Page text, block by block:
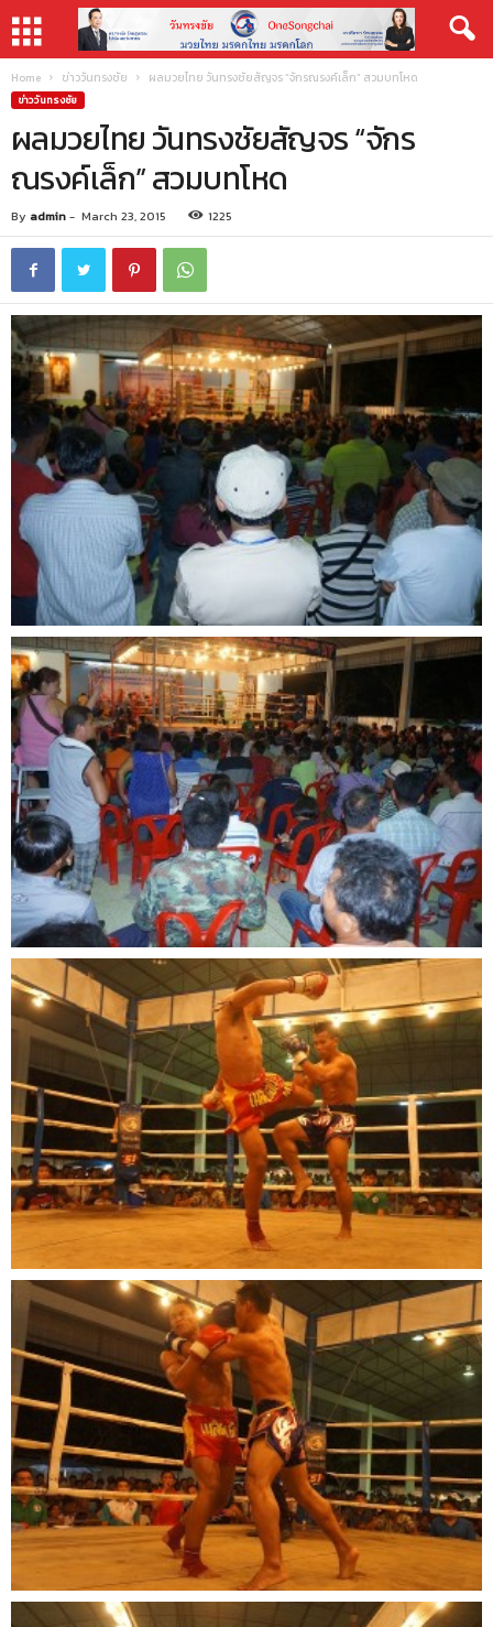
Home ข่าววันทรงชัย ผลมวยไทย วันทรงชัยสัญจร “จักรณรงค์เล็ก” สวมบทโหด
ข่าววันทรงชัย
ผลมวยไทย วันทรงชัยสัญจร “จักร
ณรงค์เล็ก” สวมบทโหด
By admin- March 23, 2015 1225